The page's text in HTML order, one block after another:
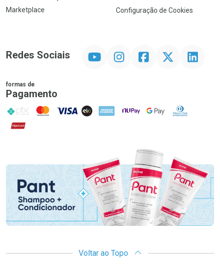
Marketplace
Configuração de Cookies
Redes Sociais InstagramFacebookTwitter Linkedin
formas de
Pagamento
PIX MasterCard
VISA ELO AMEX NuPay Google PayDiners Club
Hipercard
Promoção em Destaque
Voltar ao Topo